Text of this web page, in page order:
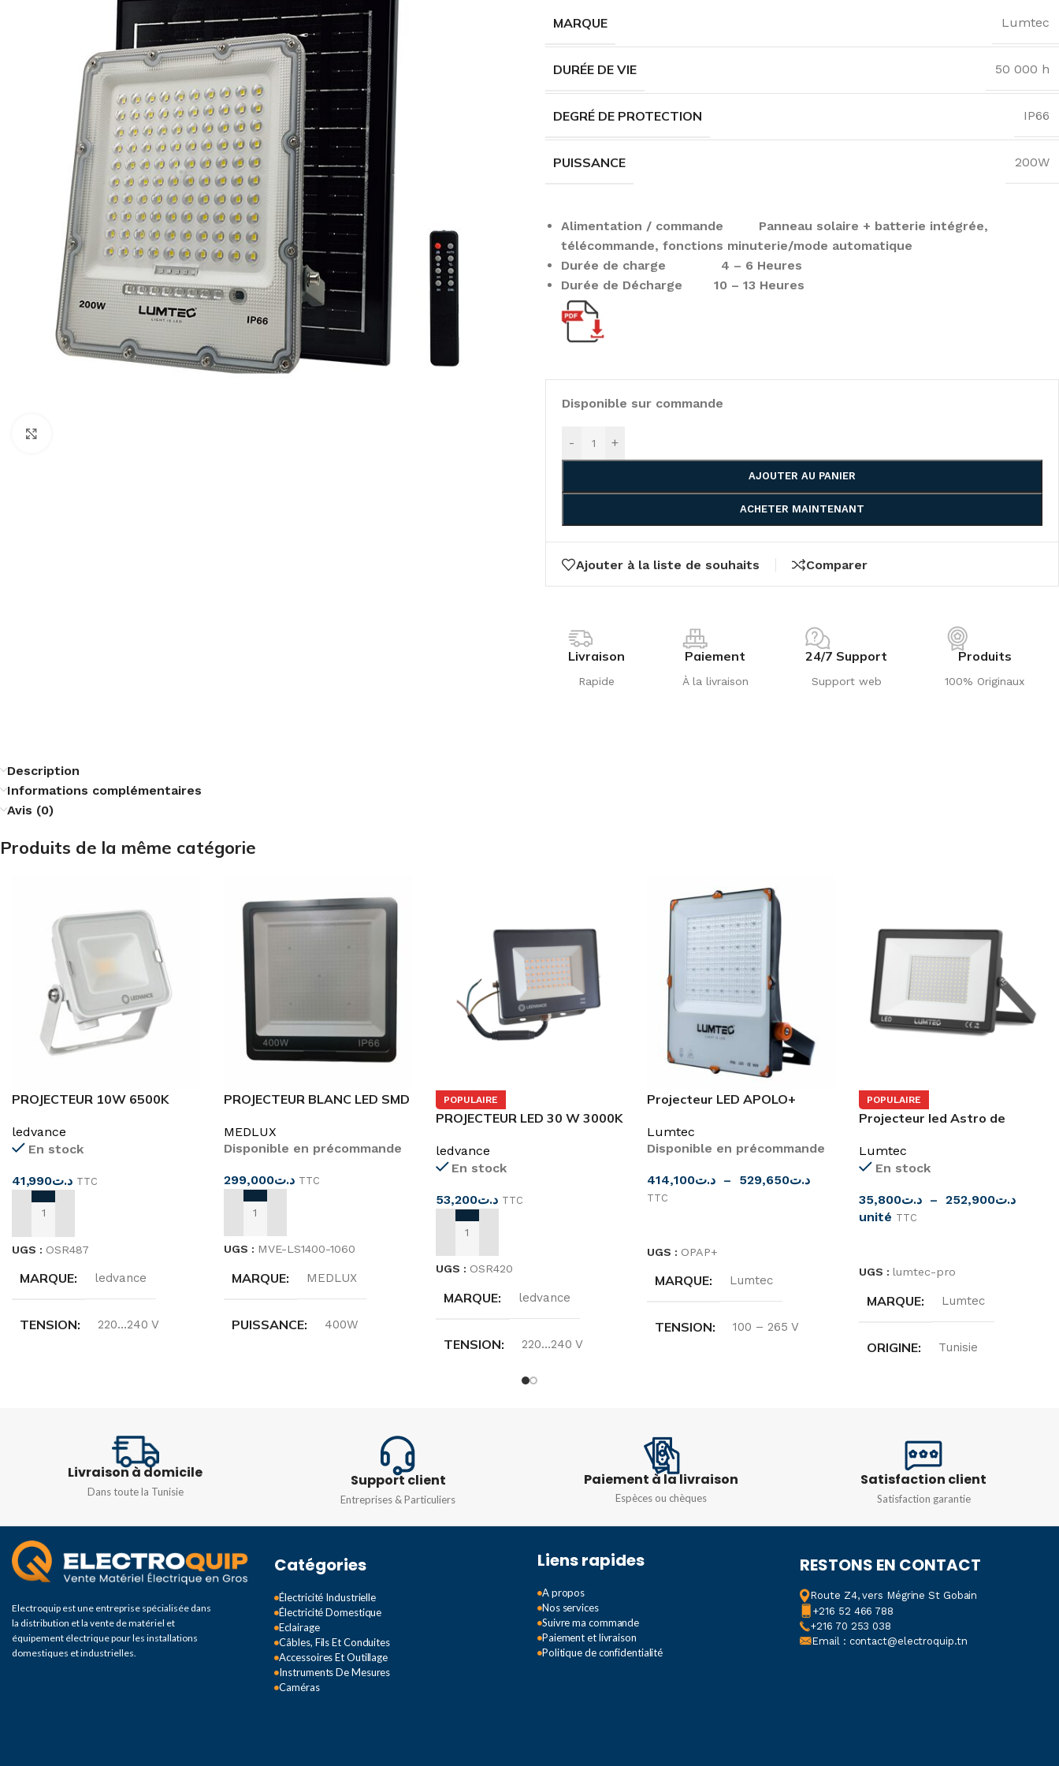
MARQUE Lumtec
DURÉE DE VIE 50 000 h
DEGRÉ DE PROTECTION IP66
PUISSANCE 200W
Alimentation / commande Panneau solaire + batterie intégrée,
télécommande, fonctions minuterie/mode automatique
Durée de charge 4 – 6 Heures
Durée de Décharge 10 – 13 Heures
Disponible sur commande
- +
AJOUTER AU PANIER
ACHETER MAINTENANT
Ajouter à la liste de souhaits Comparer
Livraison
Rapide
Paiement
À la livraison
24/7 Support
Support web
Produits
100% Originaux
Description
Informations complémentaires
Avis (0)
Produits de la même catégorie
PROJECTEUR 10W 6500K
ledvance
En stock
د.ت41,990 TTC
AJOUTER AU PANIER
UGS : OSR487
MARQUE ledvance
TENSION 220…240 V
TEMPÉRATURE DE
COULEUR
6500k
COULEUR Blanc
PROJECTEUR BLANC LED SMD
MEDLUX
Disponible en précommande
د.ت299,000 TTC
AJOUTER AU PANIER
UGS : MVE-LS1400-1060
MARQUE MEDLUX
PUISSANCE 400W
6500k
DIMENSIONS
500x380x60mm
POPULAIRE
PROJECTEUR LED 30 W 3000K
ledvance
En stock
د.ت53,200 TTC
AJOUTER AU PANIER
UGS : OSR420
MARQUE ledvance
TENSION 220…240 V
3000K
20000H
Projecteur LED APOLO+
Lumtec
Disponible en précommande
د.ت414,100 – د.ت529,650
TTC
UGS : OPAP+
MARQUE Lumtec
TENSION 100 – 265 V
TEMPÉRATURE DE
COULEUR
6000k
POPULAIRE
Projecteur led Astro de
Lumtec
En stock
د.ت35,800 – د.ت252,900
unité TTC
UGS :lumtec-pro
MARQUE Lumtec
ORIGINE Tunisie
PUISSANCE
100 w,150 w, 200 w,
50 w,70 w
Livraison à domicile
Dans toute la Tunisie
Support client
Entreprises & Particuliers
Paiement à la livraison
Espèces ou chèques
Satisfaction client
Satisfaction garantie
Electroquip est une entreprise spécialisée dans
la distribution et la vente de matériel et
équipement électrique pour les installations
domestiques et industrielles.
Catégories
Électricité Industrielle
Électricité Domestique
Eclairage
Câbles, Fils Et Conduites
Accessoires Et Outillage
Instruments De Mesures
Caméras
Liens rapides
A propos
Nos services
Suivre ma commande
Paiement et livraison
Politique de confidentialité
RESTONS EN CONTACT
Route Z4, vers Mégrine St Gobain
+216 52 466 788
+216 70 253 038
Email : contact@electroquip.tn